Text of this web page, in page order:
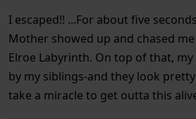
I escaped!! ...For about five
Mother showed up and chased
Elroe Labyrinth. On top of that,
by my siblings-and they look
take a miracle to get outta this